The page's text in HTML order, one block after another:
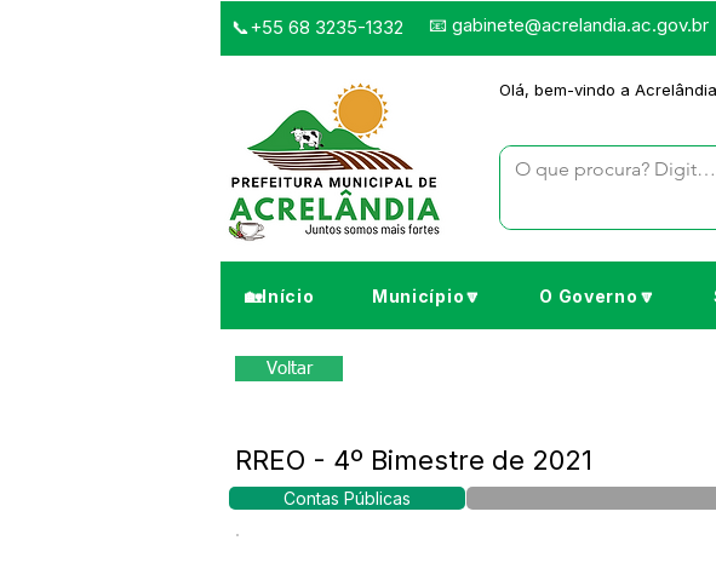
📞+55 68 3235-1332 📧 gabinete@acrelandia.ac.gov.br
Olá, bem-vindo a
🏡Início Município🔽 O Governo🔽
Voltar
RREO - 4º Bimestre de 2021
Contas Públicas